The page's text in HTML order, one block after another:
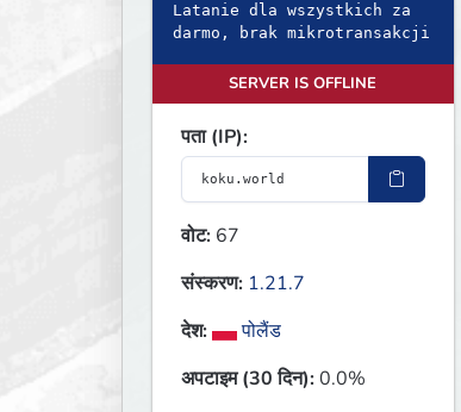
Latanie dla wszystkich za
darmo, brak mikrotransakcji
SERVER IS OFFLINE
पता (IP):
वोट: 67
संस्करण: 1.21.7
देश:
पोलैंड
अपटाइम (30 दिन):0.0%